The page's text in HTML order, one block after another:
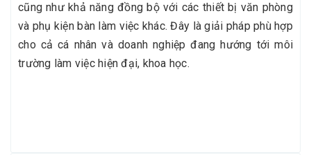
cũng như khả năng đồng bộ với các thiết bị văn phòng
và phụ kiện bàn làm việc khác. Đây là giải pháp phù hợp
cho cả cá nhân và doanh nghiệp đang hướng tới môi
trường làm việc hiện đại, khoa học.